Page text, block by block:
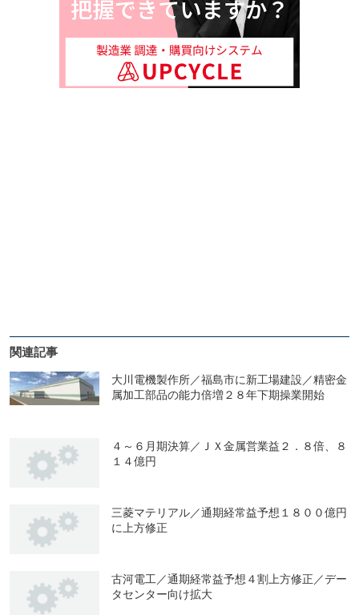
関連記事
大川電機製作所／福島市に新工場建設／精密金
属加工部品の能力倍増２８年下期操業開始
４～６月期決算／ＪＸ金属営業益２．８倍、８
１４億円
三菱マテリアル／通期経常益予想１８００億円
に上方修正
古河電工／通期経常益予想４割上方修正／デー
タセンター向け拡大